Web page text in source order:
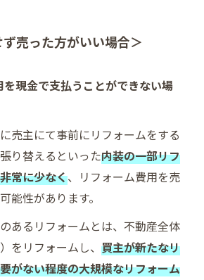
売った方がいい場合＞
を現金で支払うことができない場
売主にて事前にリフォームをする
り替えるといった内装の一部リフ
常に少なく、リフォーム費用を売
能性があります。
あるリフォームとは、不動産全体
をリフォームし、 買主が新たなリ
がない程度の大規模なリフォーム